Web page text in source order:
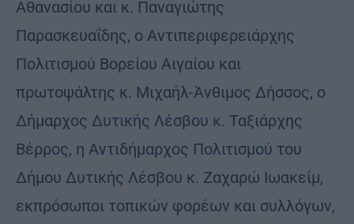
Αθανασίου και κ. Παναγιώτης
Παρασκευαΐδης, ο Αντιπεριφερειάρχης
Πολιτισμού Βορείου Αιγαίου και
πρωτοψάλτης κ. Μιχαήλ-Άνθιμος Δήσσος, ο
Δήμαρχος Δυτικής Λέσβου κ. Ταξιάρχης
Βέρρος, η Αντιδήμαρχος Πολιτισμού του
Δήμου Δυτικής Λέσβου κ. Ζαχαρώ Ιωακείμ,
εκπρόσωποι τοπικών φορέων και συλλόγων,